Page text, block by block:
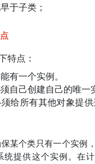
于子类；
特点：
有一个实例。
自己创建自己的唯一
给所有其他对象提
某个类只有一个实例
统提供这个实例。在